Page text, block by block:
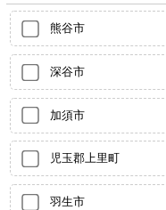
熊谷市
深谷市
加須市
児玉郡上里町
羽生市